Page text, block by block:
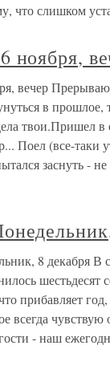
что слишком
ноября,
вечер
в прошлое,
твои.Пришел в
Поел (все-таки
заснуть -
8 декабря В
шестьдесят
прибавляет
всегда чувствую
- наш